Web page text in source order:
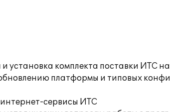
установка комплекта поставки ИТС
платформы и типовых
сервисы ИТС